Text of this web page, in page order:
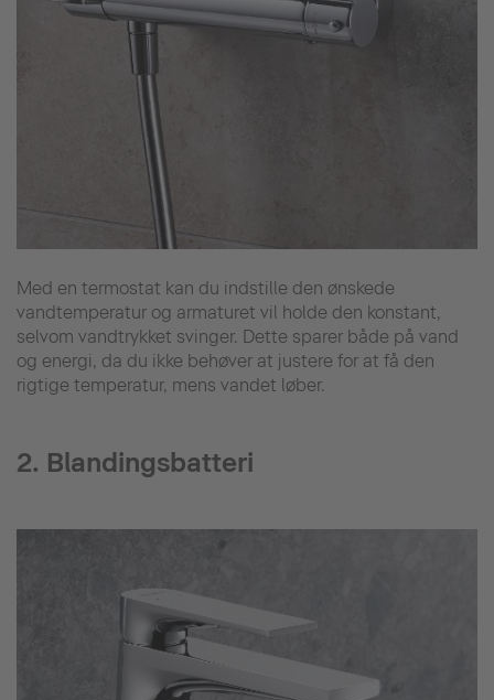
Med en termostat kan du indstille den ønskede
vandtemperatur og armaturet vil holde den konstant,
selvom vandtrykket svinger. Dette sparer både på vand
og energi, da du ikke behøver at justere for at få den
rigtige temperatur, mens vandet løber.
2. Blandingsbatteri